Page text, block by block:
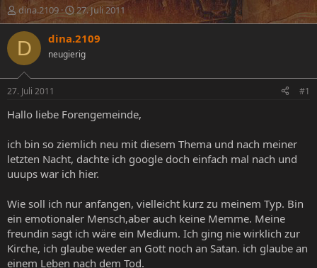
E
r
s
l
e
r
dina.2109
E
r
s
e
a
27. Juli 2011
D dina.2109
neugierig
27. Juli 2011 #1
Hallo liebe Forengemeinde,
ich bin so ziemlich neu mit diesem Thema und nach meiner
letzten Nacht, dachte ich google doch einfach mal nach und
uuups war ich hier.
Wie soll ich nur anfangen, vielleicht kurz zu meinem Typ. Bin
ein emotionaler Mensch,aber auch keine Memme. Meine
freundin sagt ich wäre ein Medium. Ich ging nie wirklich zur
Kirche, ich glaube weder an Gott noch an Satan. ich glaube an
einem Leben nach dem Tod.